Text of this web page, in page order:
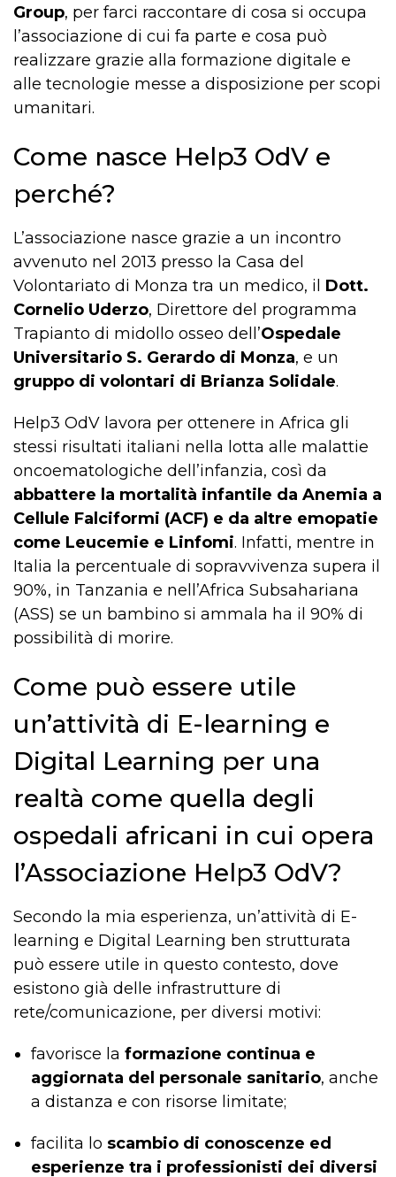
Group, per farci raccontare di cosa si occupa
l’associazione di cui fa parte e cosa può
realizzare grazie alla formazione digitale e
alle tecnologie messe a disposizione per scopi
umanitari.
Come nasce Help3 OdV e
perché?
L’associazione nasce grazie a un incontro
avvenuto nel 2013 presso la Casa del
Volontariato di Monza tra un medico, il Dott.
Cornelio Uderzo, Direttore del programma
Trapianto di midollo osseo dell’Ospedale
Universitario S. Gerardo di Monza, e un
gruppo di volontari di Brianza Solidale.
Help3 OdV lavora per ottenere in Africa gli
stessi risultati italiani nella lotta alle malattie
oncoematologiche dell’infanzia, così da
abbattere la mortalità infantile da Anemia a
Cellule Falciformi (ACF) e da altre emopatie
come Leucemie e Linfomi. Infatti, mentre in
Italia la percentuale di sopravvivenza supera il
90%, in Tanzania e nell’Africa Subsahariana
(ASS) se un bambino si ammala ha il 90% di
possibilità di morire.
Come può essere utile
un’attività di E-learning e
Digital Learning per una
realtà come quella degli
ospedali africani in cui opera
l’Associazione Help3 OdV?
Secondo la mia esperienza, un’attività di E-
learning e Digital Learning ben strutturata
può essere utile in questo contesto, dove
esistono già delle infrastrutture di
rete/comunicazione, per diversi motivi:
favorisce la formazione continua e
aggiornata del personale sanitario, anche
a distanza e con risorse limitate;
facilita lo scambio di conoscenze ed
esperienze tra i professionisti dei diversi